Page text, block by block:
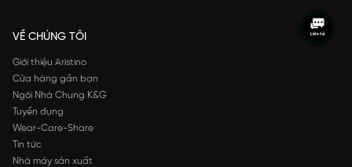
VỀ CHÚNG TÔI
Giới thiệu Aristino
Cửa hàng gần bạn
Ngôi Nhà Chung K&G
Tuyển dụng
Wear-Care-Share
Tin tức
Nhà máy sản xuất